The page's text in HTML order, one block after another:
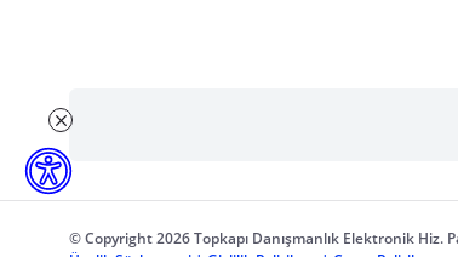
© Copyright 2026 Topkapı Danışmanlık Elektronik Hiz.